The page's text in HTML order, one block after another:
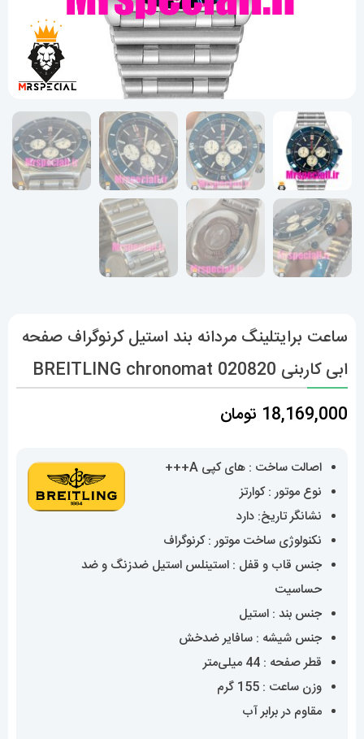
ساعت برایتلینگ مردانه بند استیل کرنوگراف صفحه
ابی کاربنی BREITLING chronomat 020820
18,169,000 تومان
اصالت ساخت : های کپی A+++
نوع موتور : کوارتز
نشانگر تاریخ: دارد
نکنولوژی ساخت موتور : کرنوگراف
جنس قاب و قفل : استینلس استیل ضدزنگ و ضد
حساسیت
جنس بند : استیل
جنس شیشه : سافایر ضدخش
قطر صفحه : 44 میلی‌متر
وزن ساعت : 155 گرم
مقاوم در برابر آب